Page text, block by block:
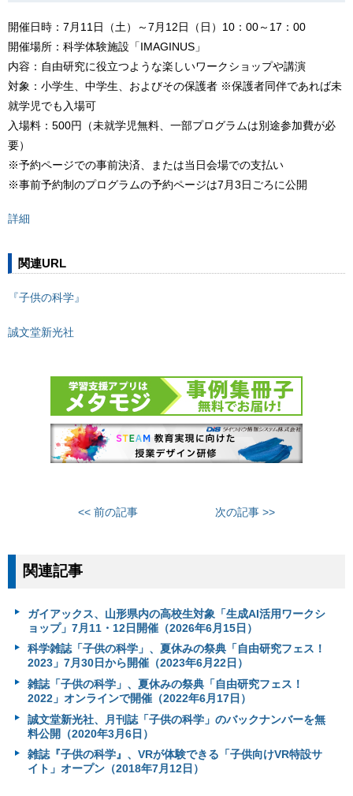
開催日時：7月11日（土）～7月12日（日）10：00～17：00
開催場所：科学体験施設「IMAGINUS」
内容：自由研究に役立つような楽しいワークショップや講演
対象：小学生、中学生、およびその保護者 ※保護者同伴であれば未
就学児でも入場可
入場料：500円（未就学児無料、一部プログラムは別途参加費が必
要）
※予約ページでの事前決済、または当日会場での支払い
※事前予約制のプログラムの予約ページは7月3日ごろに公開
詳細
関連URL
『子供の科学』
誠文堂新光社
<< 前の記事 次の記事 >>
関連記事
ガイアックス、山形県内の高校生対象「生成AI活用ワークシ
ョップ」7月11・12日開催（2026年6月15日）
科学雑誌「子供の科学」、夏休みの祭典「自由研究フェス！
2023」7月30日から開催（2023年6月22日）
雑誌「子供の科学」、夏休みの祭典「自由研究フェス！
2022」オンラインで開催（2022年6月17日）
誠文堂新光社、月刊誌「子供の科学」のバックナンバーを無
料公開（2020年3月6日）
雑誌『子供の科学』、VRが体験できる「子供向けVR特設サ
イト」オープン（2018年7月12日）